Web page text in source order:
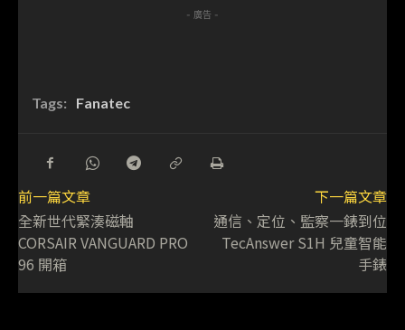
- 廣告 -
Tags: Fanatec
前一篇文章
全新世代緊湊磁軸
CORSAIR VANGUARD PRO
96 開箱
下一篇文章
通信、定位、監察一錶到位
TecAnswer S1H 兒童智能
手錶